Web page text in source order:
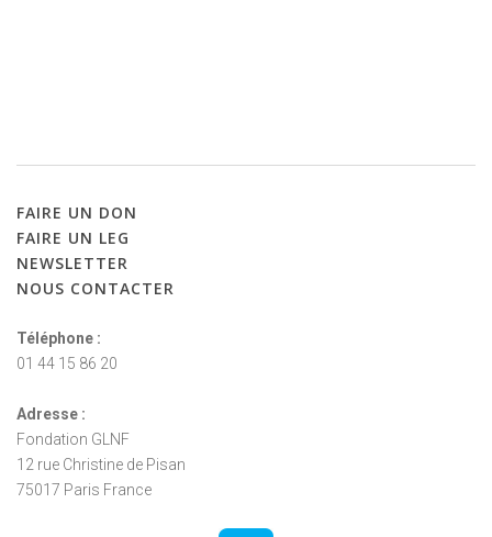
FAIRE UN DON
FAIRE UN LEG
NEWSLETTER
NOUS CONTACTER
Téléphone :
01 44 15 86 20
Adresse :
Fondation GLNF
12 rue Christine de Pisan
75017 Paris France